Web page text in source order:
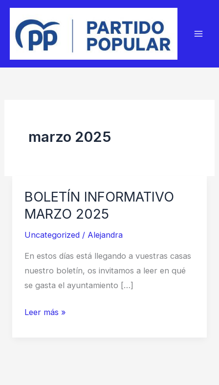
contenido
marzo 2025
BOLETÍN INFORMATIVO
MARZO 2025
Uncategorized/ Alejandra
En estos días está llegando a vuestras casas
nuestro boletín, os invitamos a leer en qué
se gasta el ayuntamiento […]
BOLETÍN
Leer más »